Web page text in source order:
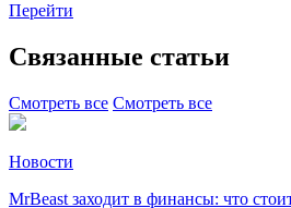
Перейти
Связанные статьи
Смотреть все Смотреть все
Новости
MrBeast заходит в финансы: что